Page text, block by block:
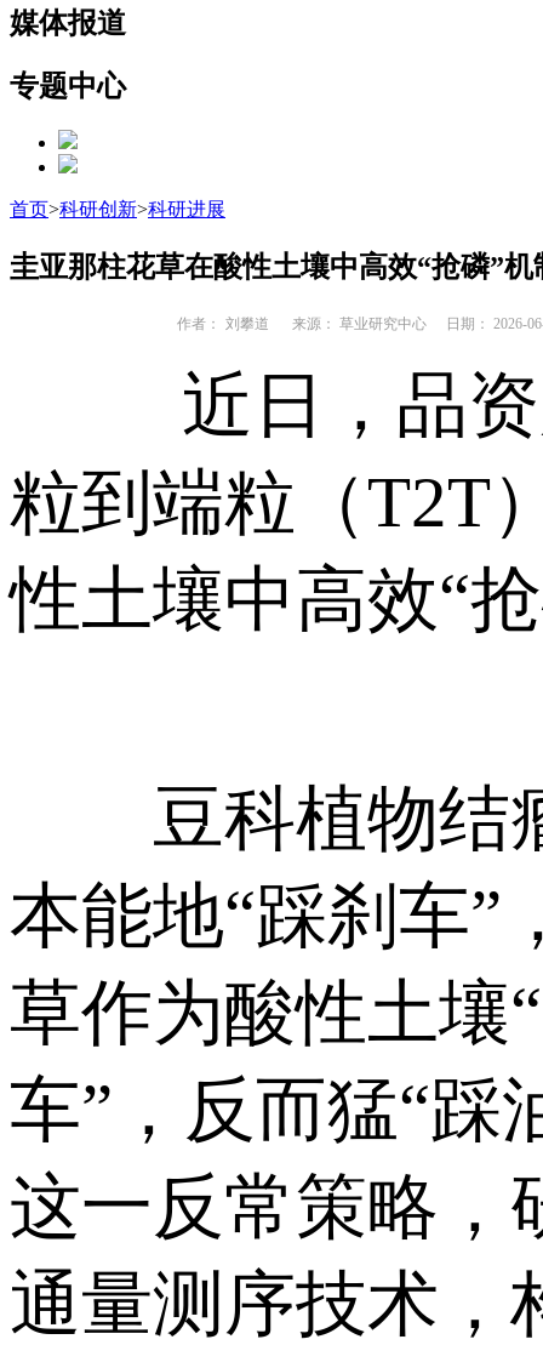
媒体报道
专题中心
首页>科研创新>科研进展
圭亚那柱花草在酸性土壤中高效“抢磷”机
作者： 刘攀道 来源： 草业研究中心 日期： 2026-
近日，品
粒到端粒（T2T
性土壤中高效“
豆科植物结瘤
本能地“踩刹车”
草作为酸性土壤
车”，反而猛“踩
这一反常策略，
通量测序技术，